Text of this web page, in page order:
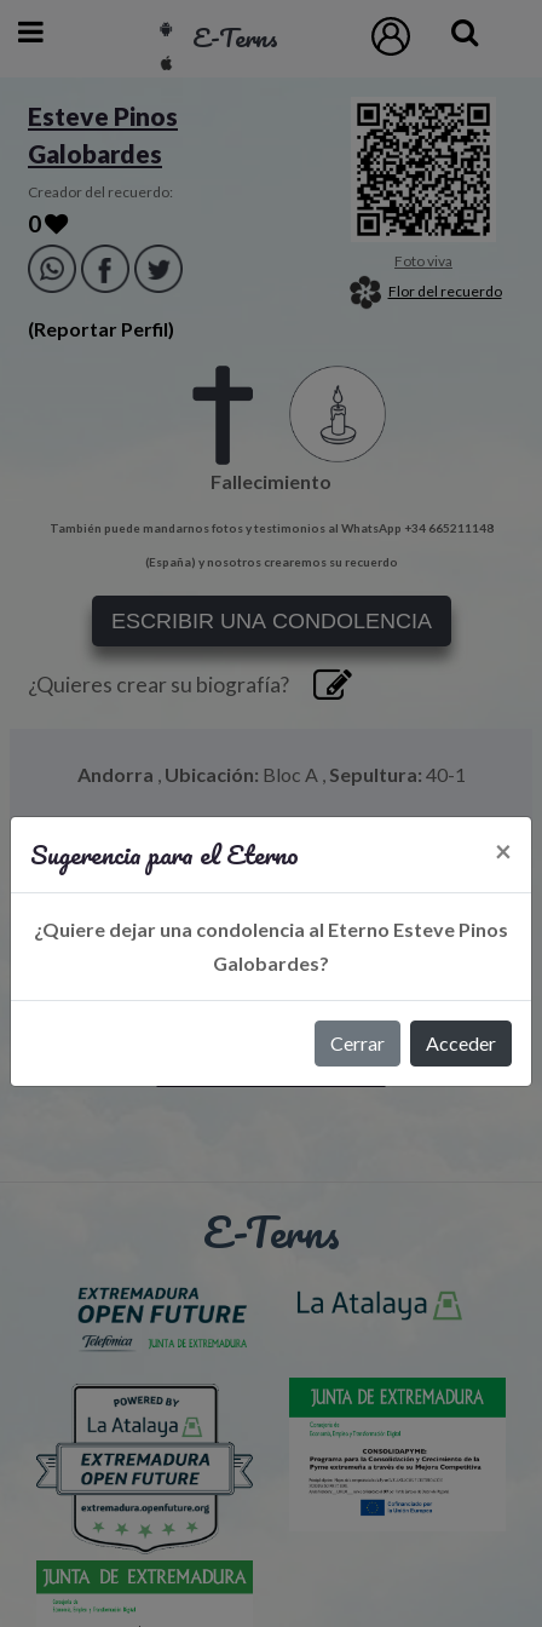
E-Terns
ESP
ENG
POR
Inicio
Esteve Pinos
Galobardes
Creador del recuerdo:
0
(Reportar Perfil)
Foto viva
Flor del recuerdo
Fallecimiento
También puede mandarnos fotos y testimonios al WhatsApp +34 665211148
(España) y nosotros crearemos su recuerdo
ESCRIBIR UNA CONDOLENCIA
¿Quieres crear su biografía?
Andorra , Ubicación: Bloc A , Sepultura: 40-1
Libro de Eterno
Sugerencia para el Eterno ×
¿Quiere dejar una condolencia al Eterno Esteve Pinos
Galobardes?
Cerrar Acceder
E-Terns